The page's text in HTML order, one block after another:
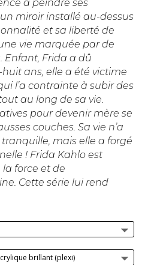
à peindre ses
miroir installé au-dessus
et sa liberté de
vie marquée par de
Enfant, Frida a dû
ans, elle a été victime
l’a contrainte à subir des
au long de sa vie.
pour devenir mère se
couches. Sa vie n’a
mais elle a forgé
! Frida Kahlo est
force et de
Cette série lui rend